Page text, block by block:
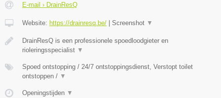
E-mail › DrainResQ
Website: https://drainresq.be/ | Screenshot ▼
DrainResQ is een professionele spoedloodgieter en
rioleringsspecialist ▼
Spoed ontstopping / 24/7 ontstoppingsdienst, Verstopt toilet
ontstoppen / ▼
Openingstijden ▼